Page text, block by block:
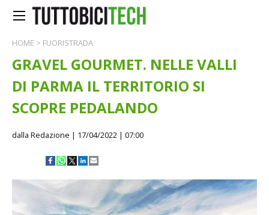
HOME > FUORISTRADA
GRAVEL GOURMET. NELLE VALLI
DI PARMA IL TERRITORIO SI
SCOPRE PEDALANDO
dalla Redazione | 17/04/2022 | 07:00